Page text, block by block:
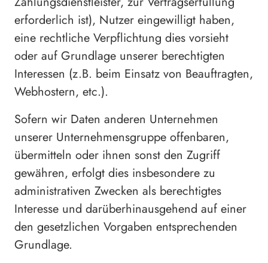
erforderlich ist), Nutzer eingewilligt haben,
eine rechtliche Verpflichtung dies vorsieht
oder auf Grundlage unserer berechtigten
Interessen (z.B. beim Einsatz von Beauftragten,
Webhostern, etc.).
Sofern wir Daten anderen Unternehmen
unserer Unternehmensgruppe offenbaren,
übermitteln oder ihnen sonst den Zugriff
gewähren, erfolgt dies insbesondere zu
administrativen Zwecken als berechtigtes
Interesse und darüberhinausgehend auf einer
den gesetzlichen Vorgaben entsprechenden
Grundlage.